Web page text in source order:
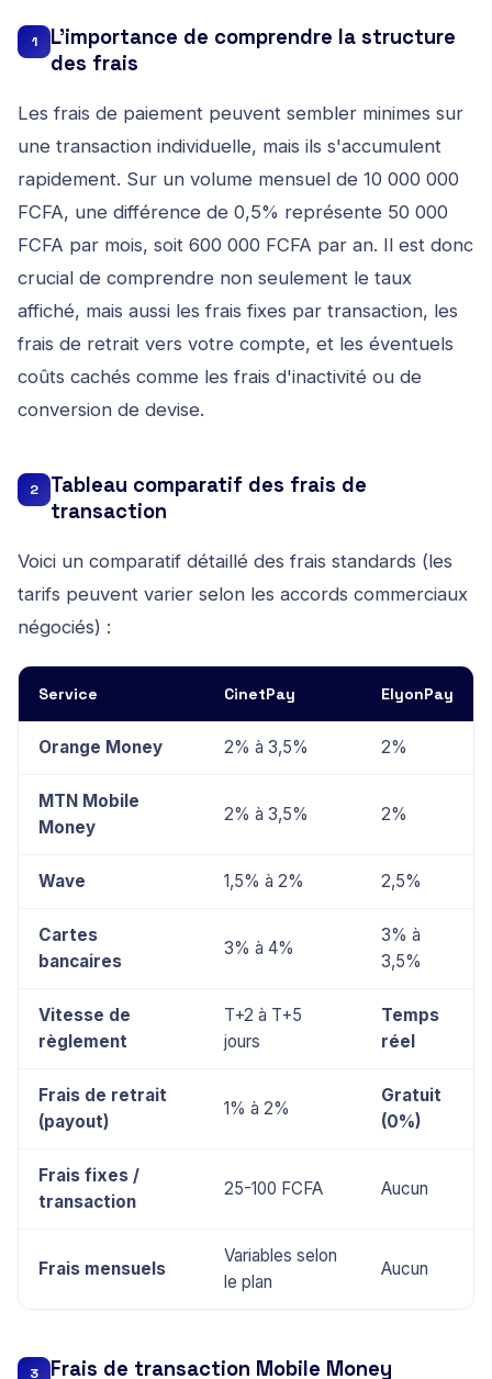
1
L'importance de comprendre la structure
des frais
Les frais de paiement peuvent sembler minimes sur
une transaction individuelle, mais ils s'accumulent
rapidement. Sur un volume mensuel de 10 000 000
FCFA, une différence de 0,5% représente 50 000
FCFA par mois, soit 600 000 FCFA par an. Il est donc
crucial de comprendre non seulement le taux
affiché, mais aussi les frais fixes par transaction, les
frais de retrait vers votre compte, et les éventuels
coûts cachés comme les frais d'inactivité ou de
conversion de devise.
2
Tableau comparatif des frais de
transaction
Voici un comparatif détaillé des frais standards (les
tarifs peuvent varier selon les accords commerciaux
négociés) :
Service CinetPay ElyonPay
Orange Money 2% à 3,5% 2%
MTN Mobile
Money
2% à 3,5% 2%
Wave 1,5% à 2% 2,5%
Cartes
bancaires
3% à 4%
3% à
3,5%
Vitesse de
règlement
T+2 à T+5
jours
Temps
réel
Frais de retrait
(payout)
1% à 2%
Gratuit
(0%)
Frais fixes /
transaction
25-100 FCFA Aucun
Frais mensuels
Variables selon
le plan
Aucun
3 Frais de transaction Mobile Money